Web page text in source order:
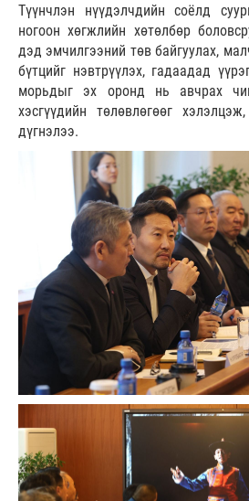
Түүнчлэн нүүдэлчдийн соёлд
ногоон хөгжлийн хөтөлбөр
дэд эмчилгээний төв байгуулах,
бүтцийг нэвтрүүлэх, гадаадад
морьдыг эх оронд нь авчрах
хэсгүүдийн төлөвлөгөөг
дүгнэлээ.